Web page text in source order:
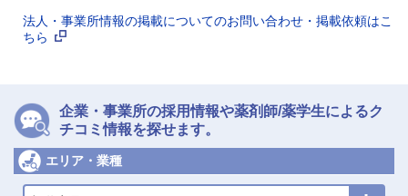
法人・事業所情報の掲載についてのお問い合わせ・掲載依頼はこ
ちら
企業・事業所の採用情報や薬剤師/薬学生によるク
チコミ情報を探せます。
エリア・業種